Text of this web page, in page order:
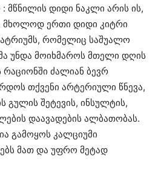
მწნილის დიდი ნაკლი არის ის,
მხოლოდ ერთი დიდი კიტრი
რომელიც საშუალო
უნდა მოიხმაროს მთელი დღის
რაციონში ძალიან ბევრ
თქვენი არტერიული წნევა,
გულის შეტევის, ინსულტის,
დაავადების ალბათობას.
გამოყოს კალციუმი
მათ და უფრო მეტად